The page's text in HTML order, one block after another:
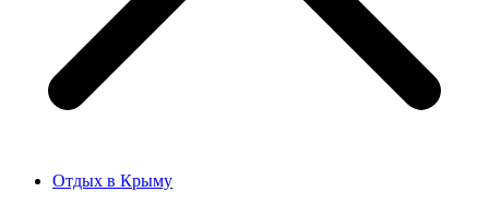
Отдых в Крыму